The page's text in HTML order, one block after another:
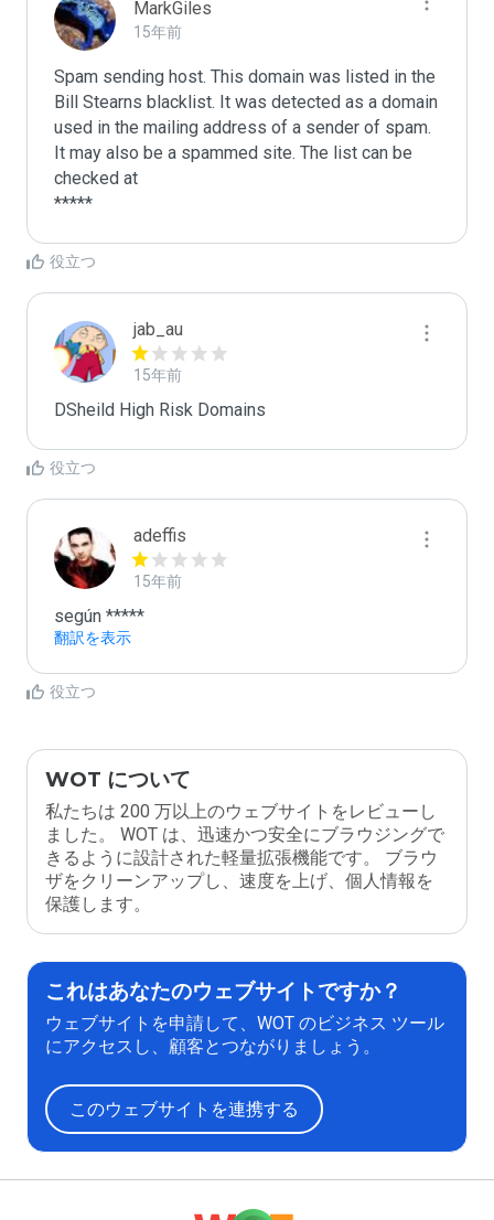
MarkGiles
15年前
Spam sending host. This domain was listed in the
Bill Stearns blacklist. It was detected as a domain
used in the mailing address of a sender of spam.
It may also be a spammed site. The list can be
checked at
役立つ
jab_au
15年前
DSheild High Risk Domains
役立つ
adeffis
15年前
según *****
翻訳を表示
役立つ
WOT について
私たちは 200 万以上のウェブサイトをレビューし
ました。 WOT は、迅速かつ安全にブラウジングで
きるように設計された軽量拡張機能です。 ブラウ
ザをクリーンアップし、速度を上げ、個人情報を
保護します。
これはあなたのウェブサイトですか？
ウェブサイトを申請して、WOT のビジネス ツール
にアクセスし、顧客とつながりましょう。
このウェブサイトを連携する